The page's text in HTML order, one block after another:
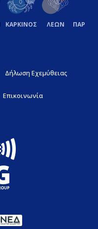
ΚΑΡΚΙΝΟΣ ΛΕΩΝ
Δήλωση Εχεμύθειας
Επικοινωνία